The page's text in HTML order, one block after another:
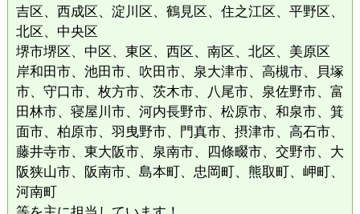
吉区、西成区、淀川区、鶴見区、住之江区、平野区、
北区、中央区
堺市堺区、中区、東区、西区、南区、北区、美原区
岸和田市、池田市、吹田市、泉大津市、高槻市、貝塚
市、守口市、枚方市、茨木市、八尾市、泉佐野市、富
田林市、寝屋川市、河内長野市、松原市、和泉市、箕
面市、柏原市、羽曳野市、門真市、摂津市、高石市、
藤井寺市、東大阪市、泉南市、四條畷市、交野市、大
阪狭山市、阪南市、島本町、忠岡町、熊取町、岬町、
河南町